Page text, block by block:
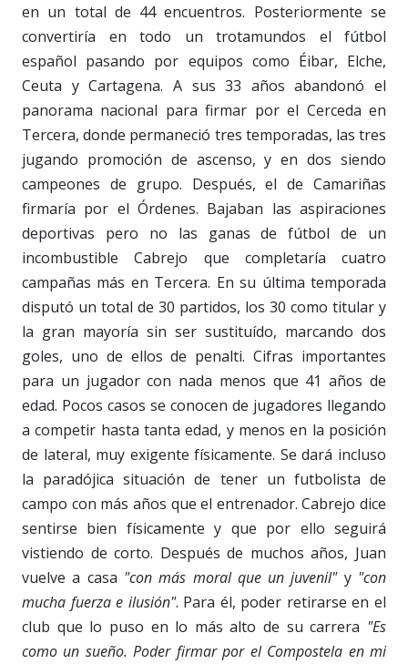
en un total de 44 encuentros. Posteriormente se
convertiría en todo un trotamundos el fútbol
español pasando por equipos como Éibar, Elche,
Ceuta y Cartagena. A sus 33 años abandonó el
panorama nacional para firmar por el Cerceda en
Tercera, donde permaneció tres temporadas, las tres
jugando promoción de ascenso, y en dos siendo
campeones de grupo. Después, el de Camariñas
firmaría por el Órdenes. Bajaban las aspiraciones
deportivas pero no las ganas de fútbol de un
incombustible Cabrejo que completaría cuatro
campañas más en Tercera. En su última temporada
disputó un total de 30 partidos, los 30 como titular y
la gran mayoría sin ser sustituído, marcando dos
goles, uno de ellos de penalti. Cifras importantes
para un jugador con nada menos que 41 años de
edad. Pocos casos se conocen de jugadores llegando
a competir hasta tanta edad, y menos en la posición
de lateral, muy exigente físicamente. Se dará incluso
la paradójica situación de tener un futbolista de
campo con más años que el entrenador. Cabrejo dice
sentirse bien físicamente y que por ello seguirá
vistiendo de corto. Después de muchos años, Juan
vuelve a casa "con más moral que un juvenil"y "con
mucha fuerza e ilusión". Para él, poder retirarse en el
club que lo puso en lo más alto de su carrera "Es
como un sueño. Poder firmar por el Compostela en mi